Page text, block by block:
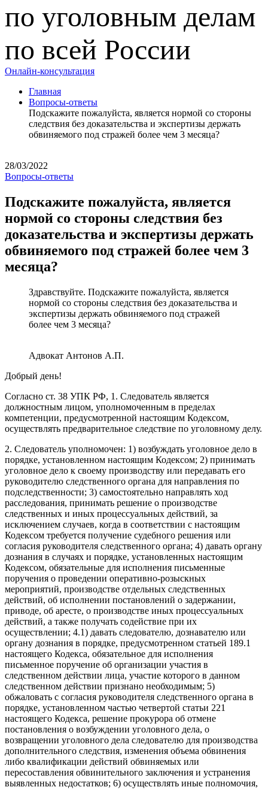
по уголовным делам
по всей России
Онлайн-консультация
Главная
Вопросы-ответы
Подскажите пожалуйста, является нормой со стороны
следствия без доказательства и экспертизы держать
обвиняемого под стражей более чем 3 месяца?
28/03/2022
Вопросы-ответы
Подскажите пожалуйста, является
нормой со стороны следствия без
доказательства и экспертизы держать
обвиняемого под стражей более чем 3
месяца?
Здравствуйте. Подскажите пожалуйста, является
нормой со стороны следствия без доказательства и
экспертизы держать обвиняемого под стражей
более чем 3 месяца?
Адвокат Антонов А.П.
Добрый день!
Согласно ст. 38 УПК РФ, 1. Следователь является
должностным лицом, уполномоченным в пределах
компетенции, предусмотренной настоящим Кодексом,
осуществлять предварительное следствие по уголовному делу.
2. Следователь уполномочен: 1) возбуждать уголовное дело в
порядке, установленном настоящим Кодексом; 2) принимать
уголовное дело к своему производству или передавать его
руководителю следственного органа для направления по
подследственности; 3) самостоятельно направлять ход
расследования, принимать решение о производстве
следственных и иных процессуальных действий, за
исключением случаев, когда в соответствии с настоящим
Кодексом требуется получение судебного решения или
согласия руководителя следственного органа; 4) давать органу
дознания в случаях и порядке, установленных настоящим
Кодексом, обязательные для исполнения письменные
поручения о проведении оперативно-розыскных
мероприятий, производстве отдельных следственных
действий, об исполнении постановлений о задержании,
приводе, об аресте, о производстве иных процессуальных
действий, а также получать содействие при их
осуществлении; 4.1) давать следователю, дознавателю или
органу дознания в порядке, предусмотренном статьей 189.1
настоящего Кодекса, обязательное для исполнения
письменное поручение об организации участия в
следственном действии лица, участие которого в данном
следственном действии признано необходимым; 5)
обжаловать с согласия руководителя следственного органа в
порядке, установленном частью четвертой статьи 221
настоящего Кодекса, решение прокурора об отмене
постановления о возбуждении уголовного дела, о
возвращении уголовного дела следователю для производства
дополнительного следствия, изменения объема обвинения
либо квалификации действий обвиняемых или
пересоставления обвинительного заключения и устранения
выявленных недостатков; 6) осуществлять иные полномочия,